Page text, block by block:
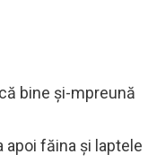
bine și-mpreună
apoi făina și laptele